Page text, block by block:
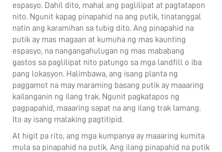
espasyo. Dahil dito, mahal ang paglilipat at pagtatapon
nito. Ngunit kapag pinapahid na ang putik, tinatanggal
natin ang karamihan sa tubig dito. Ang pinapahid na
putik ay mas magaan at kumuha ng mas kaunting
espasyo, na nangangahulugan ng mas mababang
gastos sa paglilipat nito patungo sa mga landfill o iba
pang lokasyon. Halimbawa, ang isang planta ng
paggamot na may maraming basang putik ay maaaring
kailanganin ng ilang trak. Ngunit pagkatapos ng
pagpapahid, maaaring sapat na ang ilang trak lamang.
Ito ay isang malaking pagtitipid.
At higit pa rito, ang mga kumpanya ay maaaring kumita
mula sa pinapahid na putik. Ang ilang pinapahid na putik